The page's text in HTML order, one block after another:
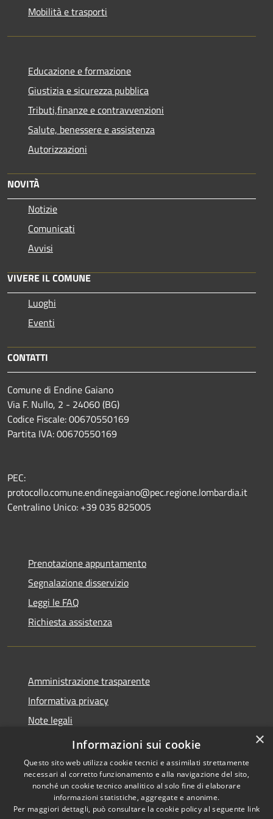
Mobilità e trasporti
Educazione e formazione
Giustizia e sicurezza pubblica
Tributi,finanze e contravvenzioni
Salute, benessere e assistenza
Autorizzazioni
NOVITÀ
Notizie
Comunicati
Avvisi
VIVERE IL COMUNE
Luoghi
Eventi
CONTATTI
Comune di Endine Gaiano
Via F. Nullo, 2 - 24060 (BG)
Codice Fiscale: 00670550169
Partita IVA: 00670550169
PEC:
protocollo.comune.endinegaiano@pec.regione.lombardia.it
Centralino Unico: +39 035 825005
Prenotazione appuntamento
Segnalazione disservizio
Leggi le FAQ
Richiesta assistenza
Amministrazione trasparente
Informativa privacy
Note legali
Dichiarazione di accessibilità
Accessibilità
Copyright © 2026 • Comune di
Endine Gaiano • Powered by
×
Informazioni sui cookie
Questo sito web utilizza cookie tecnici e assimilati strettamente
necessari al corretto funzionamento e alla navigazione del sito,
nonché un cookie tecnico analitico al solo fine di elaborare
informazioni statistiche, aggregate e anonime.
Per maggiori dettagli, può consultare la cookie policy al seguente link